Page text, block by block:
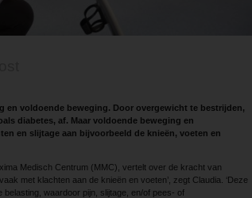
en voldoende beweging. Door overgewicht te bestrijden,
diabetes, af. Maar voldoende beweging en
en slijtage aan bijvoorbeeld de knieën, voeten en
Medisch Centrum (MMC), vertelt over de kracht van
met klachten aan de knieën en voeten’, zegt Claudia. ‘Deze
waardoor pijn, slijtage, en/of pees- of